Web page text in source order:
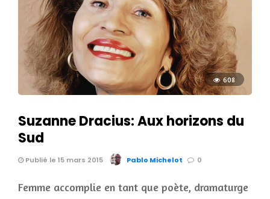
608
Suzanne Dracius: Aux horizons du
Sud
Publié le 15 mars 2015 Pablo Michelot 0
Femme accomplie en tant que poète, dramaturge